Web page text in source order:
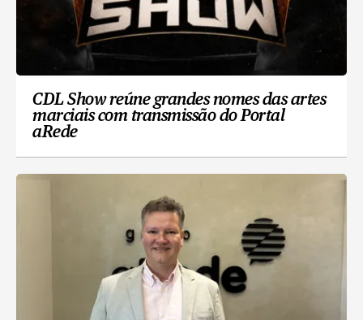
CDL Show reúne grandes nomes das artes
marciais com transmissão do Portal
aRede